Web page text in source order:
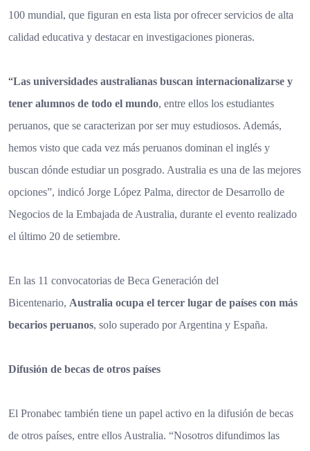
100 mundial, que figuran en esta lista por ofrecer servicios de alta
calidad educativa y destacar en investigaciones pioneras.
“Las universidades australianas buscan internacionalizarse y
tener alumnos de todo el mundo, entre ellos los estudiantes
peruanos, que se caracterizan por ser muy estudiosos. Además,
hemos visto que cada vez más peruanos dominan el inglés y
buscan dónde estudiar un posgrado. Australia es una de las mejores
opciones”, indicó Jorge López Palma, director de Desarrollo de
Negocios de la Embajada de Australia, durante el evento realizado
el último 20 de setiembre.
En las 11 convocatorias de Beca Generación del
Bicentenario, Australia ocupa el tercer lugar de países con más
becarios peruanos, solo superado por Argentina y España.
Difusión de becas de otros países
El Pronabec también tiene un papel activo en la difusión de becas
de otros países, entre ellos Australia. “Nosotros difundimos las